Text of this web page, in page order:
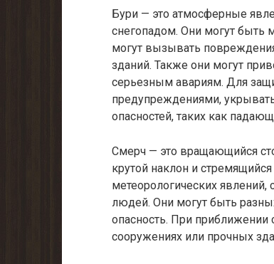
Бури — это атмосферные
снегопадом. Они могут быть
могут вызывать
зданий. Также они могут
серьезным авариям. Для
предупреждениями,
опасностей, таких как
Смерч — это вращающийся
крутой наклон и
метеорологических
людей. Они могут быть
опасность. При приближении
сооружениях или прочных